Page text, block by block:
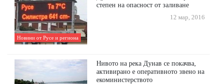
Новини от Русе и региона
степен на опасност от заливане
12 мар, 2016
Нивото на река Дунав се покачва,
активирано е оперативното звено на
екоминистерството